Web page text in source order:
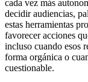
cada vez más
decidir audiencias,
estas herramientas
favorecer acciones
incluso cuando esos
forma orgánica o
cuestionable.